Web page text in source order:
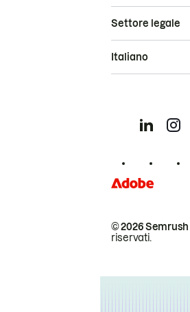
© 2026
riservati.
Settore legale
Italiano